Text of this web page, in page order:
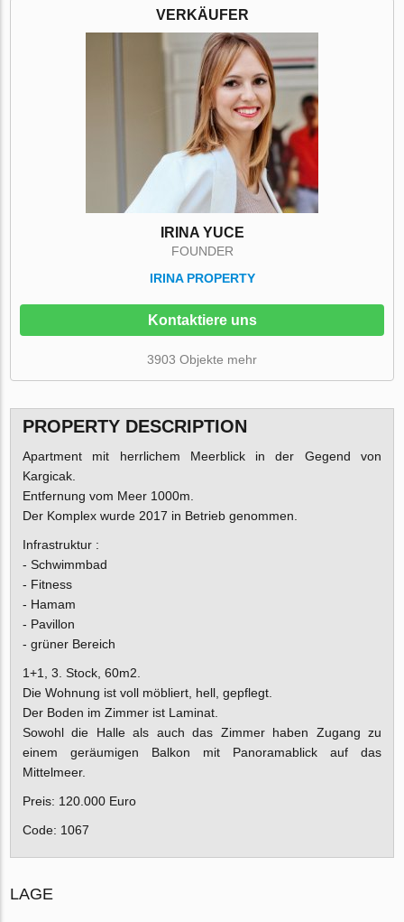
VERKÄUFER
IRINA YUCE
FOUNDER
IRINA PROPERTY
Kontaktiere uns
3903 Objekte mehr
PROPERTY DESCRIPTION
Apartment mit herrlichem Meerblick in der Gegend von
Kargicak.
Entfernung vom Meer 1000m.
Der Komplex wurde 2017 in Betrieb genommen.
Infrastruktur :
- Schwimmbad
- Fitness
- Hamam
- Pavillon
- grüner Bereich
1+1, 3. Stock, 60m2.
Die Wohnung ist voll möbliert, hell, gepflegt.
Der Boden im Zimmer ist Laminat.
Sowohl die Halle als auch das Zimmer haben Zugang zu
einem geräumigen Balkon mit Panoramablick auf das
Mittelmeer.
Preis: 120.000 Euro
Code: 1067
LAGE